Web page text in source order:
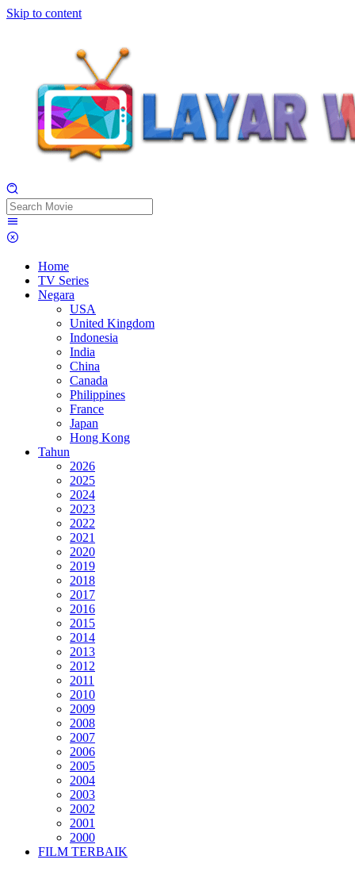
Skip to content
Home
TV Series
Negara
USA
United Kingdom
Indonesia
India
China
Canada
Philippines
France
Japan
Hong Kong
Tahun
2026
2025
2024
2023
2022
2021
2020
2019
2018
2017
2016
2015
2014
2013
2012
2011
2010
2009
2008
2007
2006
2005
2004
2003
2002
2001
2000
FILM TERBAIK